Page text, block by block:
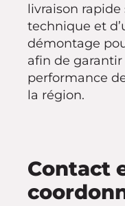
livraison rapide
technique et
démontage
afin de
performance
la région.
Contact